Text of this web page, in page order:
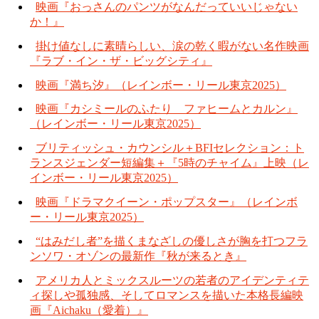
映画『おっさんのパンツがなんだっていいじゃない
か！』
掛け値なしに素晴らしい、涙の乾く暇がない名作映画
『ラブ・イン・ザ・ビッグシティ』
映画『満ち汐』（レインボー・リール東京2025）
映画『カシミールのふたり ファヒームとカルン』
（レインボー・リール東京2025）
ブリティッシュ・カウンシル＋BFIセレクション：ト
ランスジェンダー短編集＋『5時のチャイム』上映（レ
インボー・リール東京2025）
映画『ドラマクイーン・ポップスター』（レインボ
ー・リール東京2025）
“はみだし者”を描くまなざしの優しさが胸を打つフラ
ンソワ・オゾンの最新作『秋が来るとき』
アメリカ人とミックスルーツの若者のアイデンティテ
ィ探しや孤独感、そしてロマンスを描いた本格長編映
画『Aichaku（愛着）』